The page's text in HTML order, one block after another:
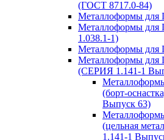
(ГОСТ 8717.0-84)
Металлоформы для
Металлоформы
1.038.1-1)
Металлоформы для
Металлоформы для
(СЕРИЯ 1.141-1
(борт-
Выпуск 63)
(цельная
1.141-1